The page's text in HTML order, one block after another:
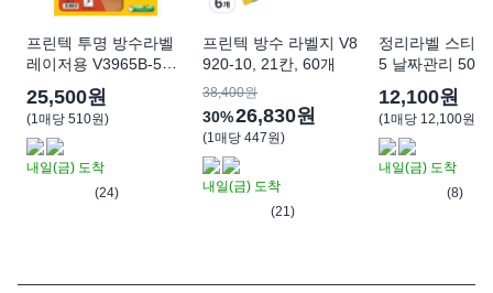
프린텍 투명 방수라벨
레이저용 V3965B-50,
1칸, 50개
25,500원
(1매당 510원)
내일(금) 도착
(24)
프린텍 방수 라벨지 V8
920-10, 21칸, 60개
38,400원
30%26,830원
(1매당 447원)
내일(금) 도착
(21)
정리라벨 스티
5 날짜관리 500
리무벌 소비기
500칸
12,100원
(1매당 12,100원
내일(금) 도착
(8)